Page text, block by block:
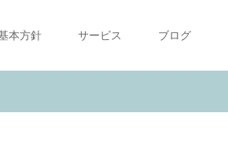
本方針 サービス ブログ